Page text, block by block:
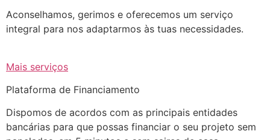
Aconselhamos, gerimos e oferecemos um serviço
integral para nos adaptarmos às tuas necessidades.
Mais serviços
Plataforma de Financiamento
Dispomos de acordos com as principais entidades
bancárias para que possas financiar o seu projeto sem